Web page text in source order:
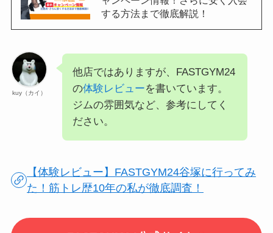
する方法まで徹底解説！
kuy（カイ）
他店ではありますが、FASTGYM24
の体験レビューを書いています。
ジムの雰囲気など、参考にしてく
ださい。
【体験レビュー】FASTGYM24谷塚に行ってみ
た！筋トレ歴10年の私が徹底調査！